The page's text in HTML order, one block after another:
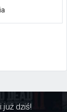
już dziś!